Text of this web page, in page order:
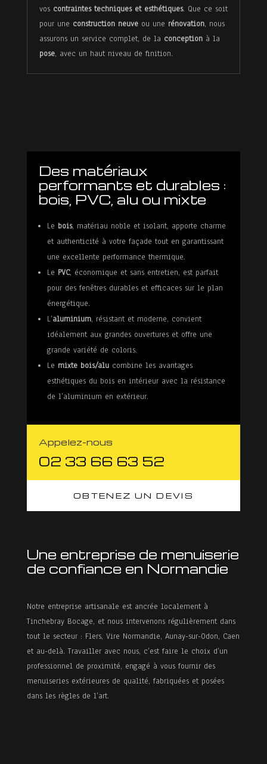
Sur
mesure
vos contraintes techniques et esthétiques. Que ce soit
pour une construction neuveou une rénovation, nous
assurons un service complet, de la conceptionà la
pose, avec un haut niveau de finition.
Des matériaux
performants et durables :
bois, PVC, alu ou mixte
Le bois, matériau noble et isolant, apporte charme
et authenticité à votre façade tout en garantissant
une excellente performance thermique.
Le PVC, économique et sans entretien, est parfait
pour des fenêtres durables et efficaces sur le plan
énergétique.
L’aluminium, résistant et moderne, convient
idéalement aux grandes ouvertures et offre une
grande variété de coloris.
Le mixte bois/alucombine les avantages
esthétiques du bois en intérieur avec la résistance
de l’aluminium en extérieur.
Appelez-nous
02 33 66 63 52
OBTENEZ UN DEVIS
Une entreprise de menuiserie
de confiance en Normandie
Notre entreprise artisanale est ancrée localement à
Tinchebray Bocage, et nous intervenons régulièrement dans
tout le secteur : Flers, Vire Normandie, Aunay-sur-Odon, Caen
et au-delà. Travailler avec nous, c’est faire le choix d’un
professionnel de proximité, engagé à vous fournir des
menuiseries extérieures de qualité, fabriquées et posées
dans les règles de l’art.